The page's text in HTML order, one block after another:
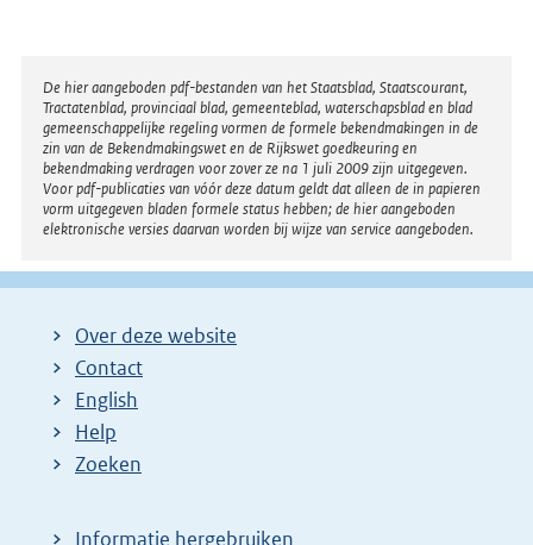
Disclaimer
De hier aangeboden pdf-bestanden van het Staatsblad, Staatscourant,
Tractatenblad, provinciaal blad, gemeenteblad, waterschapsblad en blad
gemeenschappelijke regeling vormen de formele bekendmakingen in de
zin van de Bekendmakingswet en de Rijkswet goedkeuring en
bekendmaking verdragen voor zover ze na 1 juli 2009 zijn uitgegeven.
Voor pdf-publicaties van vóór deze datum geldt dat alleen de in papieren
vorm uitgegeven bladen formele status hebben; de hier aangeboden
elektronische versies daarvan worden bij wijze van service aangeboden.
Over deze website
Contact
English
Help
Zoeken
Informatie hergebruiken